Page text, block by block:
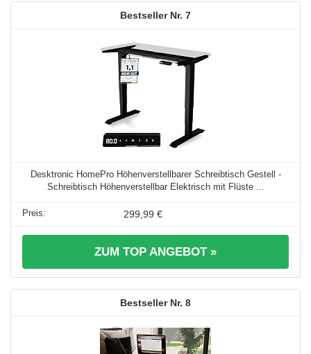
7
Desktronic HomePro Höhenverstellbarer Schreibtisch Gestell -
Schreibtisch Höhenverstellbar Elektrisch mit Flüste ...
299,99 €
ZUM TOP ANGEBOT »
8